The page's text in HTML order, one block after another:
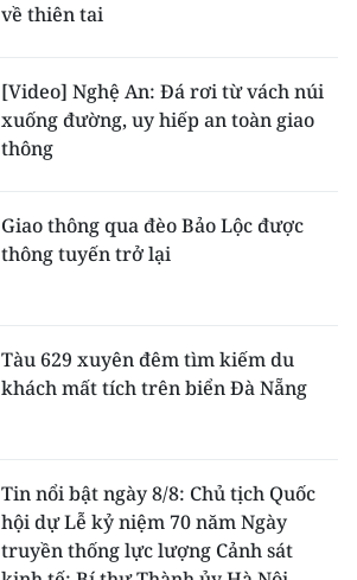
về thiên tai
[Video] Nghệ An: Đá rơi từ vách núi
xuống đường, uy hiếp an toàn giao
thông
Giao thông qua đèo Bảo Lộc được
thông tuyến trở lại
Tàu 629 xuyên đêm tìm kiếm du
khách mất tích trên biển Đà Nẵng
Tin nổi bật ngày 8/8: Chủ tịch Quốc
hội dự Lễ kỷ niệm 70 năm Ngày
truyền thống lực lượng Cảnh sát